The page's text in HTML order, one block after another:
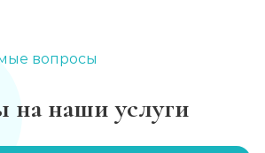
вопросы
наши услуги